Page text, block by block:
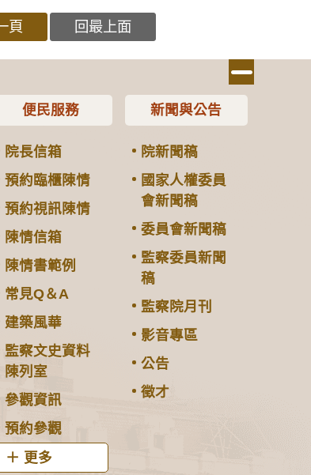
頁 回最上面
便民服務
院長信箱
預約臨櫃陳情
預約視訊陳情
陳情信箱
陳情書範例
常見Q＆A
建築風華
監察文史資料
陳列室
參觀資訊
預約參觀
更多
新聞與公告
院新聞稿
國家人權委員
會新聞稿
委員會新聞稿
監察委員新聞
稿
監察院月刊
影音專區
公告
徵才